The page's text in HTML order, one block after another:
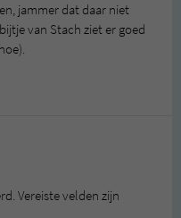
jammer dat daar niet
van Stach ziet er goed
Vereiste velden zijn